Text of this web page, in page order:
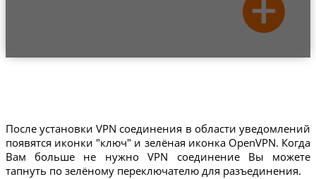
После установки VPN соединения в области уведомлений
появятся иконки "ключ" и зелёная иконка OpenVPN. Когда
Вам больше не нужно VPN соединение Вы можете
тапнуть по зелёному переключателю для разъединения.